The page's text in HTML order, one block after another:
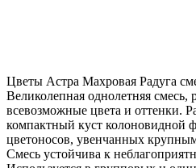
Цветы Астра Махровая Радуга
Великолепная однолетняя смесь,
всевозможные цвета и оттенки.
компактный куст колоновидной
цветоносов, увенчанных
Смесь устойчива к